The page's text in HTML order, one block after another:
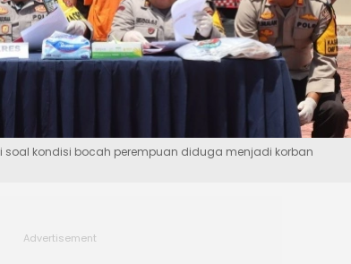
soal kondisi bocah perempuan diduga menjadi korban